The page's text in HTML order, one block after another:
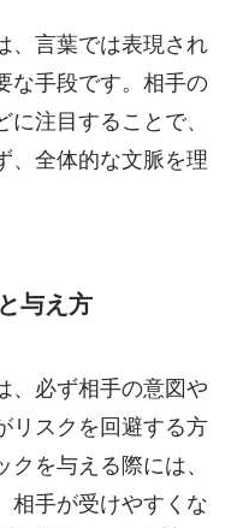
、言葉では表現され
な手段です。相手の
注目することで、
、全体的な文脈を理
与え方
、必ず相手の意図や
リスクを回避する方
を与える際には、
相手が受けやすくな